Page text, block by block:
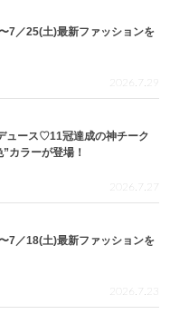
7／25(土)最新ファッションを
2026.7.29
ュース♡11冠達成の神チーク
カラーが登場！
2026.7.27
7／18(土)最新ファッションを
2026.7.23